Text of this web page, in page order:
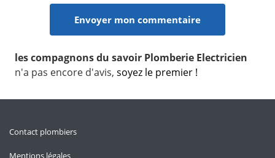
les compagnons du savoir Plomberie Electricien
n'a pas encore d'avis, soyez le premier !
Contact plombiers
Mentions légales